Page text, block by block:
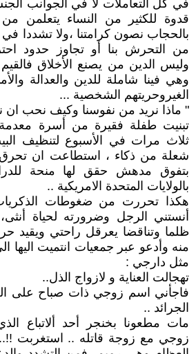
في كل التعاملات لا في الجوانب
قدوة للكثير من النساء يتعلمن
بالحجاب نصون كرامتنا ،ولا تشددا في
من التحرش بنا أو تجاوز حدود
وليس الدين من يصنع الأخلاق
وهي فينا شاملة للدين والعدالة
الغيروحريتهم الشخصية ...
" ماذا نريد من نفوسنا وكيف نحب ان
تبنيت طفلة فقيرة من أسرة معدمة
ثلاث مرات في الأسبوع لتنظيف
شعلة من ذكاء ، استطاعت ان تحرق
بتفوق مدهش حقق لها منحة
بالولايات المتحدة الامريكية ..
هكذا تحررت من ضغوطات
أنستني الرجل وضرورته لحياة
ظلما وتناقضا يعرقل راحتي ويقيد
منه وأدعو عبر جمعيات انتميت اليها
مثل دارجي :
تهجالت العناية و لازواج الذل..
فاجأني اسم زوجي ذات صباح على
الجرائد ..
مات مطعونا بخنجر أحد ألاتباع
زوجي مع زوجة قاتله .. استغربت